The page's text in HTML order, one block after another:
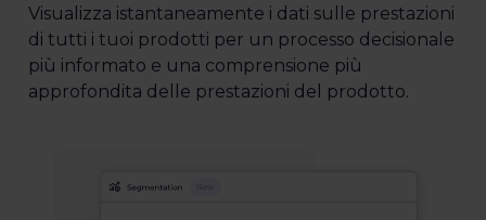
Visualizza istantaneamente i dati sulle prestazioni
di tutti i tuoi prodotti per un processo decisionale
più informato e una comprensione più
approfondita delle prestazioni del prodotto.